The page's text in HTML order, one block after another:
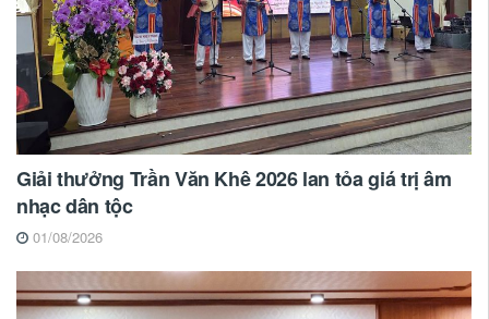
Giải thưởng Trần Văn Khê 2026 lan tỏa giá trị âm
nhạc dân tộc
01/08/2026